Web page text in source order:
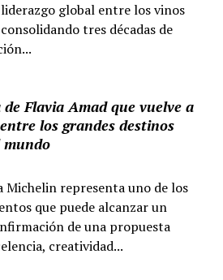
global entre los vinos
tres décadas de
Flavia Amad que vuelve a
los grandes destinos
mundo
Michelin representa uno de los
que puede alcanzar un
de una propuesta
creatividad...